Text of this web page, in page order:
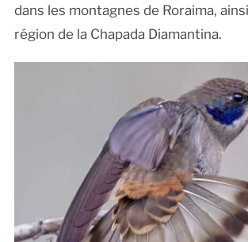
dans les montagnes de Roraima,
région de la Chapada Diamantina.